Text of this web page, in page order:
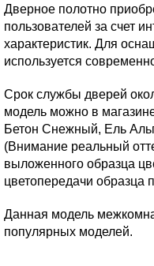
Дверное полотно
пользователей за счет
характеристик. Для
используется
Срок службы дверей
модель можно в
Бетон Снежный, Ель
(Внимание реальный
выложенного образца
цветопередачи образца
Данная модель
популярных моделей.